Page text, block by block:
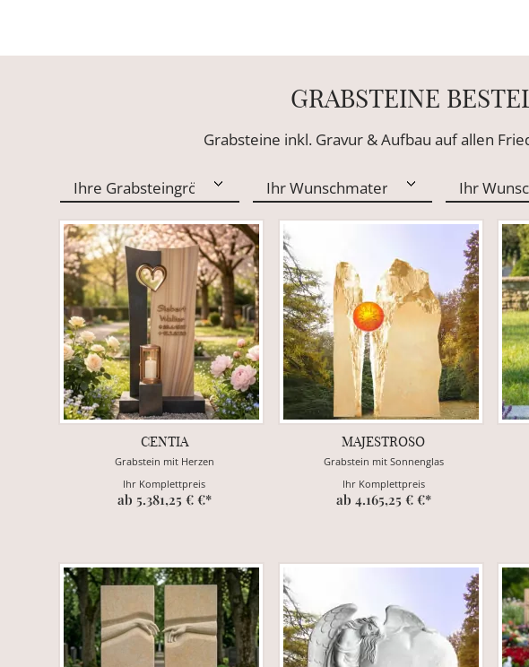
GRABSTEINE
Grabsteine inkl. Gravur & Aufbau auf allen
CENTIA
Grabstein mit Herzen
Ihr Komplettpreis
ab 5.381,25 € €*
MAJESTROSO
Grabstein mit Sonnenglas
Ihr Komplettpreis
ab 4.165,25 € €*